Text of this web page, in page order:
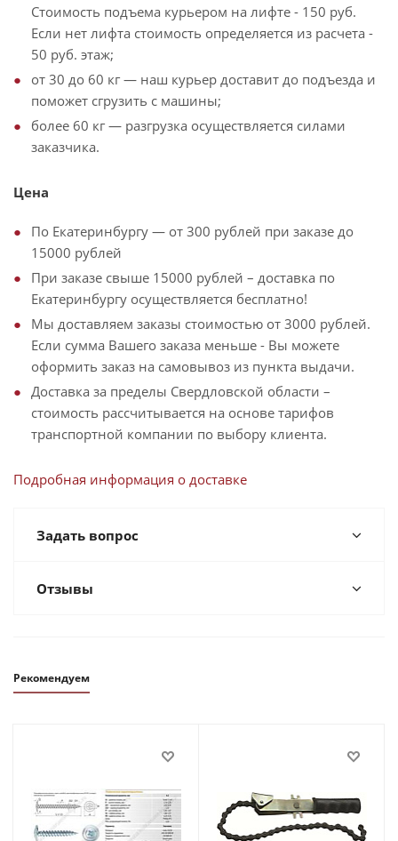
Стоимость подъема курьером на лифте - 150 руб.
Если нет лифта стоимость определяется из расчета -
50 руб. этаж;
от 30 до 60 кг — наш курьер доставит до подъезда и
поможет сгрузить с машины;
более 60 кг — разгрузка осуществляется силами
заказчика.
Цена
По Екатеринбургу — от 300 рублей при заказе до
15000 рублей
При заказе свыше 15000 рублей – доставка по
Екатеринбургу осуществляется бесплатно!
Мы доставляем заказы стоимостью от 3000 рублей.
Если сумма Вашего заказа меньше - Вы можете
оформить заказ на самовывоз из пункта выдачи.
Доставка за пределы Свердловской области –
стоимость рассчитывается на основе тарифов
транспортной компании по выбору клиента.
Подробная информация о доставке
Задать вопрос
Отзывы
Рекомендуем